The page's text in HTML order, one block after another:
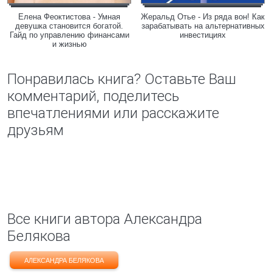
Елена Феоктистова - Умная
девушка становится богатой.
Гайд по управлению финансами
и жизнью
Жеральд Отье - Из ряда вон! Как
зарабатывать на альтернативных
инвестициях
Понравилась книга? Оставьте Ваш
комментарий, поделитесь
впечатлениями или расскажите
друзьям
Все книги автора Александра
Белякова
АЛЕКСАНДРА БЕЛЯКОВА